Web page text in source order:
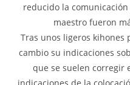
reducido la
maestro fueron
Tras unos ligeros kihones
cambio su indicaciones
que se suelen corregir